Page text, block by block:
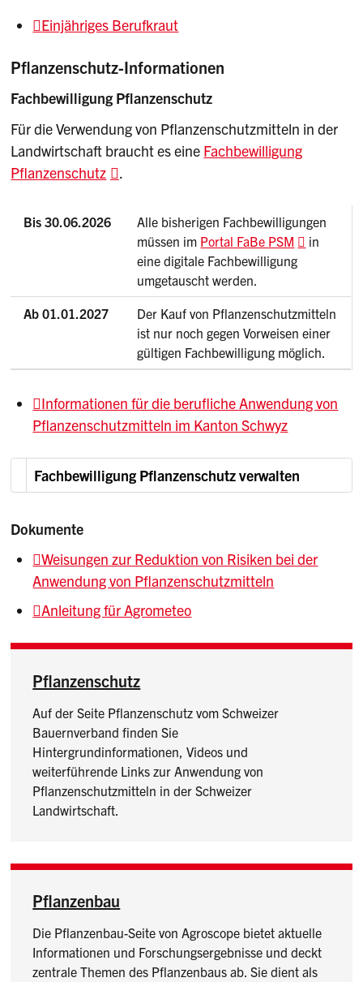
Einjähriges Berufkraut
Pflanzenschutz-Informationen
Fachbewilligung Pflanzenschutz
Für die Verwendung von Pflanzenschutzmitteln in der
Landwirtschaft braucht es eine Fachbewilligung
Pflanzenschutz
.
Bis 30.06.2026
Alle bisherigen Fachbewilligungen
müssen im Portal FaBe PSM
in
eine digitale Fachbewilligung
umgetauscht werden.
Ab 01.01.2027
Der Kauf von Pflanzenschutzmitteln
ist nur noch gegen Vorweisen einer
gültigen Fachbewilligung möglich.
Informationen für die berufliche Anwendung von
Pflanzenschutzmitteln im Kanton Schwyz
Fachbewilligung Pflanzenschutz verwalten
Dokumente
Weisungen zur Reduktion von Risiken bei der
Anwendung von Pflanzenschutzmitteln
Anleitung für Agrometeo
Pflanzenschutz
Auf der Seite Pflanzenschutz vom Schweizer
Bauernverband finden Sie
Hintergrundinformationen, Videos und
weiterführende Links zur Anwendung von
Pflanzenschutzmitteln in der Schweizer
Landwirtschaft.
Pflanzenbau
Die Pflanzenbau-Seite von Agroscope bietet aktuelle
Informationen und Forschungsergebnisse und deckt
zentrale Themen des Pflanzenbaus ab. Sie dient als